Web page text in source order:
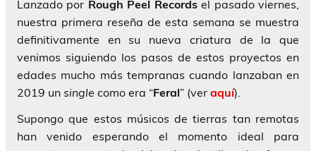
Lanzado por Rough Peel Recordsel pasado viernes,
nuestra primera reseña de esta semana se muestra
definitivamente en su nueva criatura de la que
venimos siguiendo los pasos de estos proyectos en
edades mucho más tempranas cuando lanzaban en
2019 un single como era “Feral” (ver aquí).
Supongo que estos músicos de tierras tan remotas
han venido esperando el momento ideal para